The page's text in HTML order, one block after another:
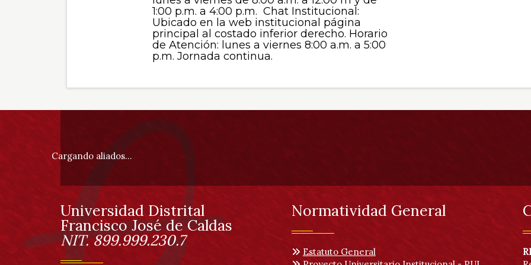
1:00 p.m. a 4:00 p.m. Chat Institucional:
Ubicado en la web institucional página
principal al costado inferior derecho. Horario
de Atención: lunes a viernes 8:00 a.m. a 5:00
p.m. Jornada continua.
Información
pie
de
página
Cargando aliados...
Información
Universidad Distrital
Francisco José de Caldas
NIT. 899.999.230.7
Normatividad General
Estatuto General